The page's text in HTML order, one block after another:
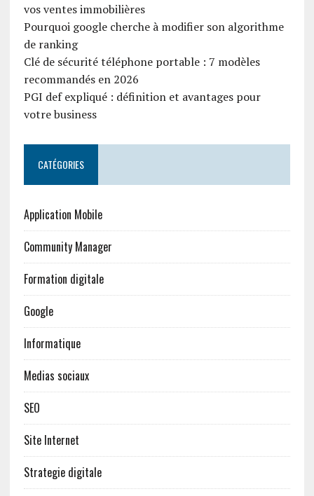
vos ventes immobilières
Pourquoi google cherche à modifier son algorithme
de ranking
Clé de sécurité téléphone portable : 7 modèles
recommandés en 2026
PGI def expliqué : définition et avantages pour
votre business
CATÉGORIES
Application Mobile
Community Manager
Formation digitale
Google
Informatique
Medias sociaux
SEO
Site Internet
Strategie digitale